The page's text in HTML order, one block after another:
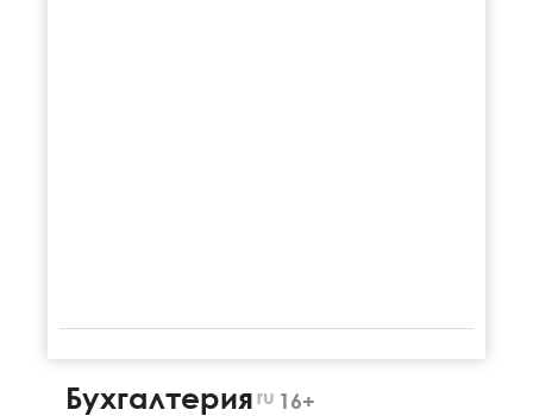
Бухгалтерия ru 16+